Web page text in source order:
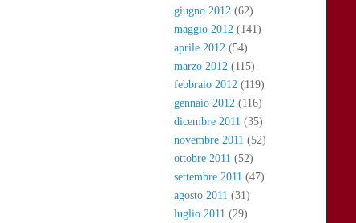
giugno 2012 (62)
maggio 2012 (141)
aprile 2012 (54)
marzo 2012 (115)
febbraio 2012 (119)
gennaio 2012 (116)
dicembre 2011 (35)
novembre 2011 (52)
ottobre 2011 (52)
settembre 2011 (47)
agosto 2011 (31)
luglio 2011 (29)